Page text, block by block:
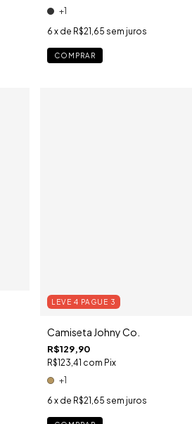
+1
6 x de R$21,65 sem juros
COMPRAR
LEVE 4 PAGUE 3
Camiseta Johny Co.
R$129,90
R$123,41 com Pix
+1
6 x de R$21,65 sem juros